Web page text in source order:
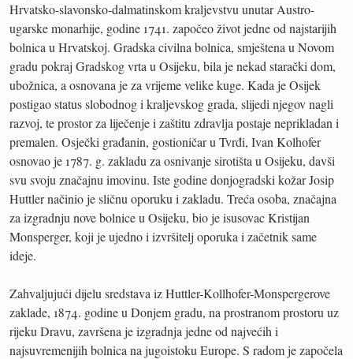
Hrvatsko-slavonsko-dalmatinskom kraljevstvu unutar Austro-
ugarske monarhije, godine 1741. započeo život jedne od najstarijih
bolnica u Hrvatskoj. Gradska civilna bolnica, smještena u Novom
gradu pokraj Gradskog vrta u Osijeku, bila je nekad starački dom,
ubožnica, a osnovana je za vrijeme velike kuge. Kada je Osijek
postigao status slobodnog i kraljevskog grada, slijedi njegov nagli
razvoj, te prostor za liječenje i zaštitu zdravlja postaje neprikladan i
premalen. Osječki građanin, gostioničar u Tvrđi, Ivan Kolhofer
osnovao je 1787. g. zakladu za osnivanje sirotišta u Osijeku, davši
svu svoju značajnu imovinu. Iste godine donjogradski kožar Josip
Huttler načinio je sličnu oporuku i zakladu. Treća osoba, značajna
za izgradnju nove bolnice u Osijeku, bio je isusovac Kristijan
Monsperger, koji je ujedno i izvršitelj oporuka i začetnik same
ideje.
Zahvaljujući dijelu sredstava iz Huttler-Kollhofer-Monspergerove
zaklade, 1874. godine u Donjem gradu, na prostranom prostoru uz
rijeku Dravu, završena je izgradnja jedne od najvećih i
najsuvremenijih bolnica na jugoistoku Europe. S radom je započela